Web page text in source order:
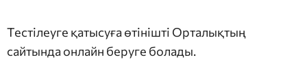
Тестілеуге қатысуға өтінішті Орталықтың
сайтында онлайн беруге болады.